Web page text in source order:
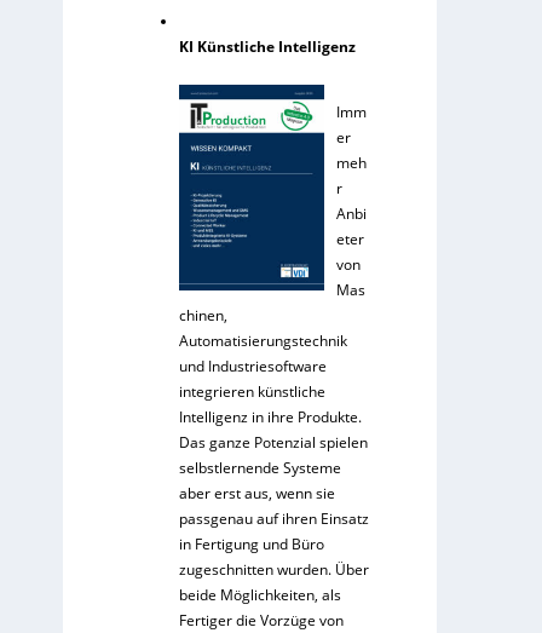
KI Künstliche Intelligenz
Imm
er
meh
r
Anbi
eter
von
Mas
chinen,
Automatisierungstechnik
und Industriesoftware
integrieren künstliche
Intelligenz in ihre Produkte.
Das ganze Potenzial spielen
selbstlernende Systeme
aber erst aus, wenn sie
passgenau auf ihren Einsatz
in Fertigung und Büro
zugeschnitten wurden. Über
beide Möglichkeiten, als
Fertiger die Vorzüge von